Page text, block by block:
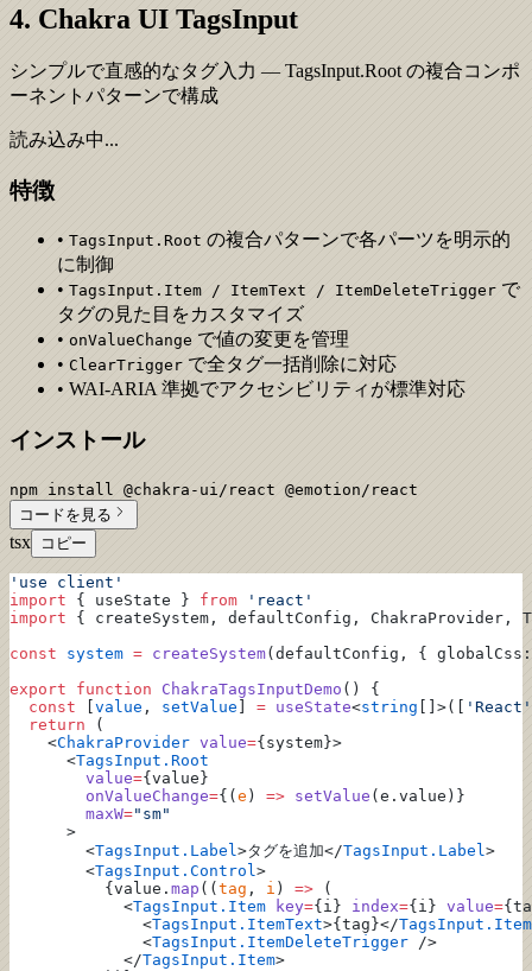
4. Chakra UI TagsInput
シンプルで直感的なタグ入力 — TagsInput.Root の複合コンポ
ーネントパターンで構成
読み込み中...
特徴
• TagsInput.Root の複合パターンで各パーツを明示的
に制御
• TagsInput.Item / ItemText / ItemDeleteTrigger で
タグの見た目をカスタマイズ
• onValueChange で値の変更を管理
• ClearTrigger で全タグ一括削除に対応
• WAI-ARIA 準拠でアクセシビリティが標準対応
インストール
npm install @chakra-ui/react @emotion/react
コードを見る
tsx コピー
'use client'
import { useState } from 'react'
import { createSystem, defaultConfig, ChakraProvider,
const system = createSystem(defaultConfig, {
export function ChakraTagsInputDemo () {
  const
value , setValue = useState<string []>([
'React'
  return
(
    <
ChakraProvider value={system}>
      <
TagsInput.Root
        value
={value}
        onValueChange
={( e ) => setValue (e.value)}
        maxW
="sm"
      >
        <
TagsInput.Label >タグを追加</TagsInput.Label >
        <
TagsInput.Control >
          {value.
map (( tag , i ) => (
            <
TagsInput.Item key={i} index={i} value=
              <
TagsInput.ItemText>{tag}</
              <
TagsInput.ItemDeleteTrigger />
            </
TagsInput.Item>